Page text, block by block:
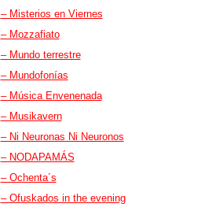
– Misterios en Viernes
– Mozzafiato
– Mundo terrestre
– Mundofonías
– Música Envenenada
– Musikavern
– Ni Neuronas Ni Neuronos
– NODAPAMÁS
– Ochenta´s
– Ofuskados in the evening